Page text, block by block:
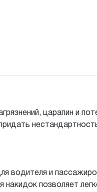
царапин и
водителя и
позволяет